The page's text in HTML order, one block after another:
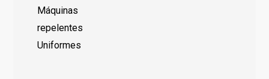
Máquinas
repelentes
Uniformes